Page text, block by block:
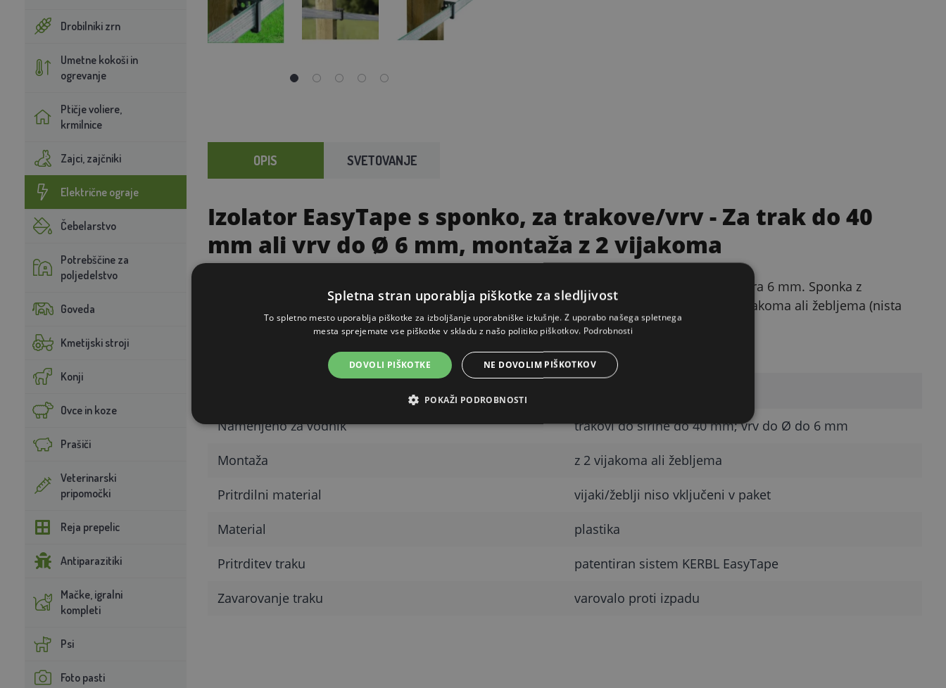
Drobilniki zrn
Umetne kokoši in
ogrevanje
Ptičje voliere,
krmilnice
Zajci, zajčniki
Električne ograje
Čebelarstvo
Potrebščine za
poljedelstvo
Goveda
Kmetijski stroji
Konji
Ovce in koze
Prašiči
Veterinarski
pripomočki
Reja prepelic
Antiparazitiki
Mačke, igralni
kompleti
Psi
Foto pasti
OPIS SVETOVANJE
Izolator EasyTape s sponko, za trakove/vrv- Za trak do 40
mm ali vrv do Ø 6 mm, montaža z 2 vijakoma
Praktičen izolator za električni pastir, namenjen trakovom do širine 40 mm ali vrvi do premera 6 mm. Sponka z
varovalom pomaga, da vodnik varno ostane na mestu, montaža pa je enostavna z dvema vijakoma ali žebljema (nista
priložena).
Tehnični parametri
Namenjeno za vodnik trakovi do širine do 40 mm; vrv do Ø do 6 mm
Montaža z 2 vijakoma ali žebljema
Pritrdilni material vijaki/žeblji niso vključeni v paket
Material plastika
Pritrditev traku patentiran sistem KERBL EasyTape
Zavarovanje traku varovalo proti izpadu
Spletna stran uporablja piškotke za sledljivost
To spletno mesto uporablja piškotke za izboljšanje uporabniške izkušnje. Z uporabo našega spletnega
mesta sprejemate vse piškotke v skladu z našo politiko piškotkov. Podrobnosti
DOVOLI PIŠKOTKE NE DOVOLIM PIŠKOTKOV
POKAŽI PODROBNOSTI